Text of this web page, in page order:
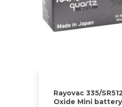
Rayovac 335/
Oxide Mini battery